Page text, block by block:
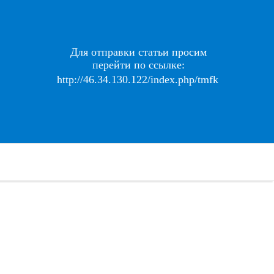
Для отправки статьи просим
перейти по ссылке:
http://46.34.130.122/index.php/tmfk